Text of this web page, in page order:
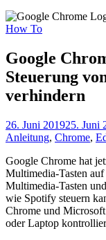
How To
Google
Steuerung
verhindern
26. Juni 201925. Juni
Anleitung, Chrome,
Google Chrome hat
Multimedia-Tasten
Multimedia-Tasten
wie Spotify steuern
Chrome und
oder Laptop